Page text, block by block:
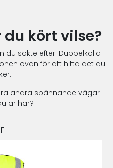
kört vilse?
du sökte efter. Dubbelkolla
ovan för att hitta det du
andra spännande vägar
är här?